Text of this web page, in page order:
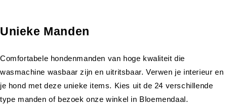
Unieke Manden
Comfortabele hondenmanden van hoge kwaliteit die
wasmachine wasbaar zijn en uitritsbaar. Verwen je interieur en
je hond met deze unieke items. Kies uit de 24 verschillende
type manden of bezoek onze winkel in Bloemendaal.